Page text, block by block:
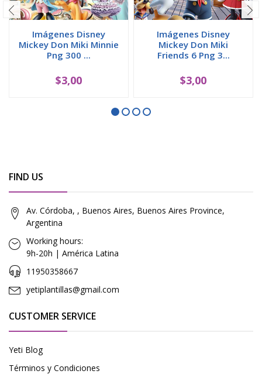
Imágenes Disney
Mickey Don Miki Minnie
Png 300 ...
$3,00
Imágenes Disney
Mickey Don Miki
Friends 6 Png 3...
$3,00
FIND US
Av. Córdoba, , Buenos Aires, Buenos Aires Province,
Argentina
Working hours:
9h-20h | América Latina
11950358667
yetiplantillas@gmail.com
CUSTOMER SERVICE
Yeti Blog
Términos y Condiciones